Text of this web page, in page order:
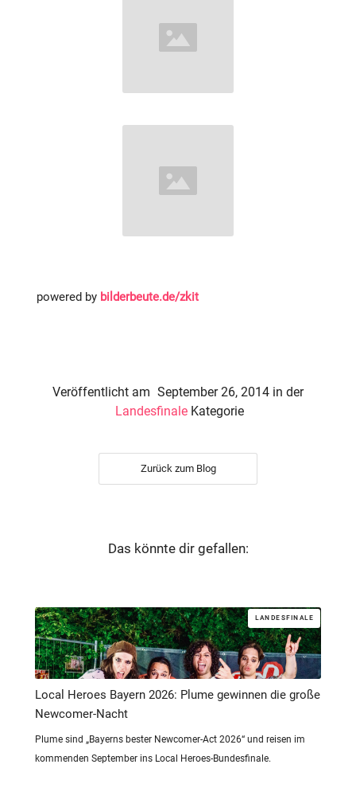
powered by bilderbeute.de/zkit
Veröffentlicht am September 26, 2014 in der
Landesfinale Kategorie
Zurück zum Blog
Das könnte dir gefallen:
LANDESFINALE
Local Heroes Bayern 2026: Plume gewinnen die große
Newcomer-Nacht
Plume sind „Bayerns bester Newcomer-Act 2026“ und reisen im
kommenden September ins Local Heroes-Bundesfinale.